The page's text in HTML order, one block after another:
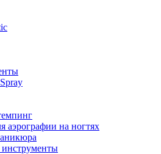
аэрографии на ногтях